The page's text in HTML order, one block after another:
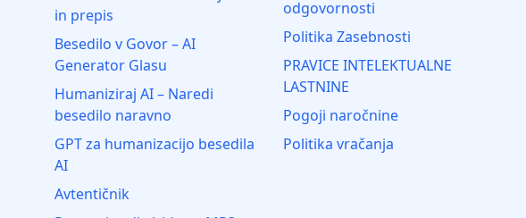
in prepis
Besedilo v Govor – AI
Generator Glasu
Humaniziraj AI – Naredi
besedilo naravno
GPT za humanizacijo besedila
AI
Avtentičnik
odgovornosti
Politika Zasebnosti
PRAVICE INTELEKTUALNE
LASTNINE
Pogoji naročnine
Politika vračanja